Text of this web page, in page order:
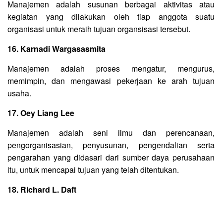
Manajemen adalah susunan berbagai aktivitas atau
kegiatan yang dilakukan oleh tiap anggota suatu
organisasi untuk meraih tujuan organsisasi tersebut.
16. Karnadi Wargasasmita
Manajemen adalah proses mengatur, mengurus,
memimpin, dan mengawasi pekerjaan ke arah tujuan
usaha.
17. Oey Liang Lee
Manajemen adalah seni ilmu dan perencanaan,
pengorganisasian, penyusunan, pengendalian serta
pengarahan yang didasari dari sumber daya perusahaan
itu, untuk mencapai tujuan yang telah ditentukan.
18. Richard L. Daft